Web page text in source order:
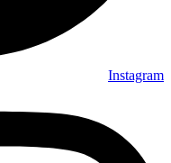
Instagram